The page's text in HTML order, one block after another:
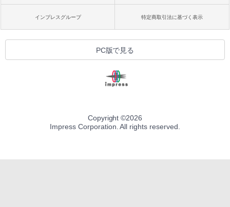
インプレスグループ 特定商取引法に基づく表示
PC版で見る
Copyright ©2026
Impress Corporation. All rights reserved.